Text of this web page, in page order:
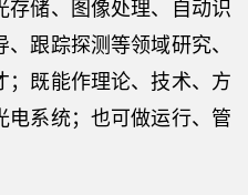
存储、图像处理、自动识
跟踪探测等领域研究、
；既能作理论、技术、方
电系统；也可做运行、管